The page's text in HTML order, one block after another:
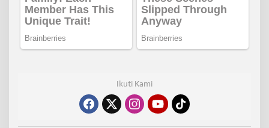
Ikuti Kami